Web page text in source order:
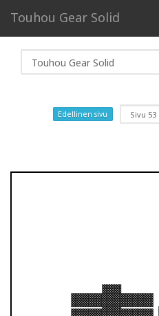
Touhou Gear Solid
Edellinen sivu